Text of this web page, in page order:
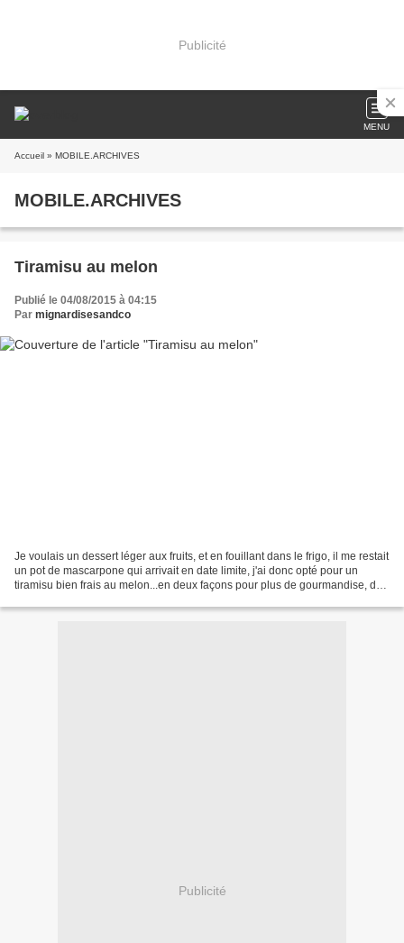
Publicité
MENU
Accueil » MOBILE.ARCHIVES
MOBILE.ARCHIVES
Tiramisu au melon
Publié le 04/08/2015 à 04:15
Par mignardisesandco
Je voulais un dessert léger aux fruits, et en fouillant dans le frigo, il me restait
un pot de mascarpone qui arrivait en date limite, j'ai donc opté pour un
tiramisu bien frais au melon...en deux façons pour plus de gourmandise, du
Publicité